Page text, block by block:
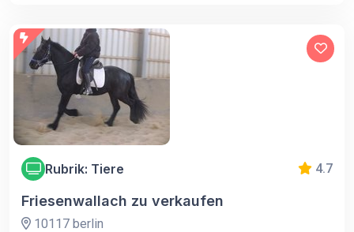
Rubrik: Tiere 4.7
Friesenwallach zu verkaufen
10117 berlin